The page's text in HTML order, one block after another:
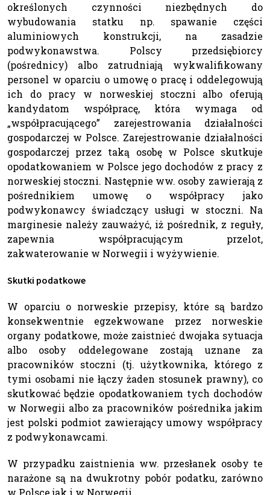
określonych czynności niezbędnych do
wybudowania statku np. spawanie części
aluminiowych konstrukcji, na zasadzie
podwykonawstwa. Polscy przedsiębiorcy
(pośrednicy) albo zatrudniają wykwalifikowany
personel w oparciu o umowę o pracę i oddelegowują
ich do pracy w norweskiej stoczni albo oferują
kandydatom współpracę, która wymaga od
„współpracującego” zarejestrowania działalności
gospodarczej w Polsce. Zarejestrowanie działalności
gospodarczej przez taką osobę w Polsce skutkuje
opodatkowaniem w Polsce jego dochodów z pracy z
norweskiej stoczni. Następnie ww. osoby zawierają z
pośrednikiem umowę o współpracy jako
podwykonawcy świadczący usługi w stoczni. Na
marginesie należy zauważyć, iż pośrednik, z reguły,
zapewnia współpracującym przelot,
zakwaterowanie w Norwegii i wyżywienie.
Skutki podatkowe
W oparciu o norweskie przepisy, które są bardzo
konsekwentnie egzekwowane przez norweskie
organy podatkowe, może zaistnieć dwojaka sytuacja
albo osoby oddelegowane zostają uznane za
pracowników stoczni (tj. użytkownika, którego z
tymi osobami nie łączy żaden stosunek prawny), co
skutkować będzie opodatkowaniem tych dochodów
w Norwegii albo za pracowników pośrednika jakim
jest polski podmiot zawierający umowy współpracy
z podwykonawcami.
W przypadku zaistnienia ww. przesłanek osoby te
narażone są na dwukrotny pobór podatku, zarówno
w Polsce jak i w Norwegii.